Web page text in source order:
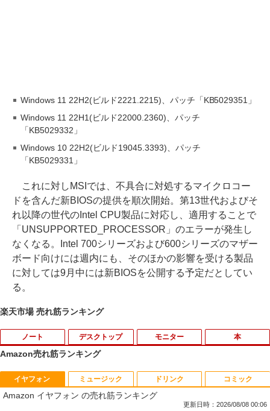
Windows 11 22H2(ビルド2221.2215)、パッチ「KB5029351」
Windows 11 22H1(ビルド22000.2360)、パッチ
「KB5029332」
Windows 10 22H2(ビルド19045.3393)、パッチ
「KB5029331」
これに対しMSIでは、不具合に対処するマイクロコー
ドを含んだ新BIOSの提供を順次開始。第13世代およびそ
れ以降の世代のIntel CPU製品に対応し、適用することで
「UNSUPPORTED_PROCESSOR」のエラーが発生し
なくなる。Intel 700シリーズおよび600シリーズのマザー
ボード向けには週内にも、そのほかの影響を受ける製品
に対しては9月中には新BIOSを公開する予定だとしてい
る。
楽天市場 売れ筋ランキング
ノート
1
[訳アリ★格安] ノートパソコン Window
s11 15.6型 HP 250 G7 第七世代 Core-i3
メモリ8GB SSD128GB 15.6インチ 無線
デスクトップ モニター
1
PHILIPS 241V8 LED液晶モニター 23.8
インチワイド ブラック 1920×1080 （フ
ルHD）16:9 IPSパネル 非光沢 ノングレ
本
1
【楽天ブックス限定特典】原かれん 1st
写真集 どストライク(生写真1枚) [ 原 か
Amazon売れ筋ランキング
イヤフォン
Amazon イヤフォン の売れ筋ランキング
更新日時：2026/08/08 00:06
ミュージック ドリンク コミック